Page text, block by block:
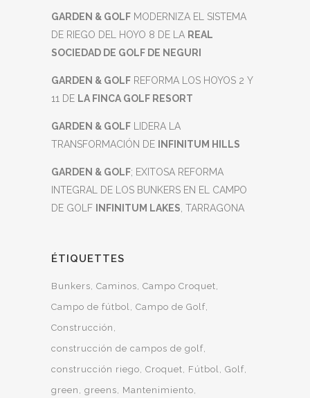
GARDEN & GOLF MODERNIZA EL SISTEMA
DE RIEGO DEL HOYO 8 DE LA REAL
SOCIEDAD DE GOLF DE NEGURI
GARDEN & GOLF REFORMA LOS HOYOS 2 Y
11 DE LA FINCA GOLF RESORT
GARDEN & GOLF LIDERA LA
TRANSFORMACIÓN DE
INFINITUM HILLS
GARDEN & GOLF; EXITOSA REFORMA
INTEGRAL DE LOS BUNKERS EN EL CAMPO
DE GOLF
INFINITUM LAKES , TARRAGONA
ÉTIQUETTES
Bunkers Caminos Campo Croquet
Campo de fútbol Campo de Golf
Construcción
construcción de campos de golf
construcción riego Croquet Fútbol Golf
green
greens
Mantenimiento